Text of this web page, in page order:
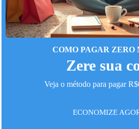
COMO PAGAR ZERO
Zere sua
Veja o método para pagar
ECONOMIZE